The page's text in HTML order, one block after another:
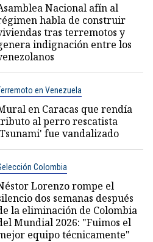
Nacional afín al
habla de construir
tras terremotos y
indignación entre los
en Venezuela
en Caracas que rendía
al perro rescatista
fue vandalizado
Colombia
Lorenzo rompe el
dos semanas después
la eliminación de Colombia
Mundial 2026: "Fuimos el
equipo técnicamente"